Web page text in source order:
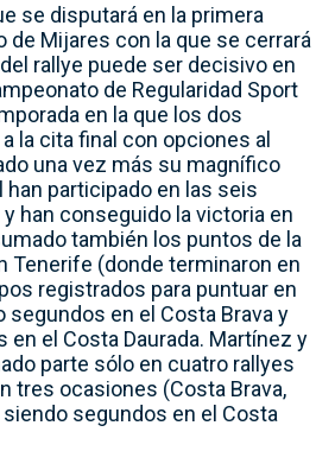
se disputará en la primera
de Mijares con la que se cerrará
rallye puede ser decisivo en
de Regularidad Sport
en la que los dos
la cita final con opciones al
una vez más su magnífico
han participado en las seis
han conseguido la victoria en
también los puntos de la
Tenerife (donde terminaron en
registrados para puntuar en
segundos en el Costa Brava y
en el Costa Daurada. Martínez y
parte sólo en cuatro rallyes
tres ocasiones (Costa Brava,
segundos en el Costa